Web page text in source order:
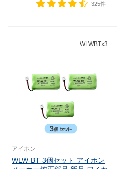
325件
WLWBTx3
アイホン
WLW-BT 3個セット アイホン